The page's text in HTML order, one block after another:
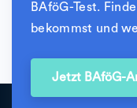
BAföG-Test.
bekommst und
Jetzt BAföG-